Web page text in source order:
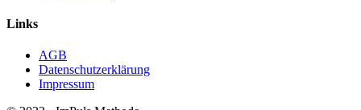
Links
AGB
Datenschutzerklärung
Impressum